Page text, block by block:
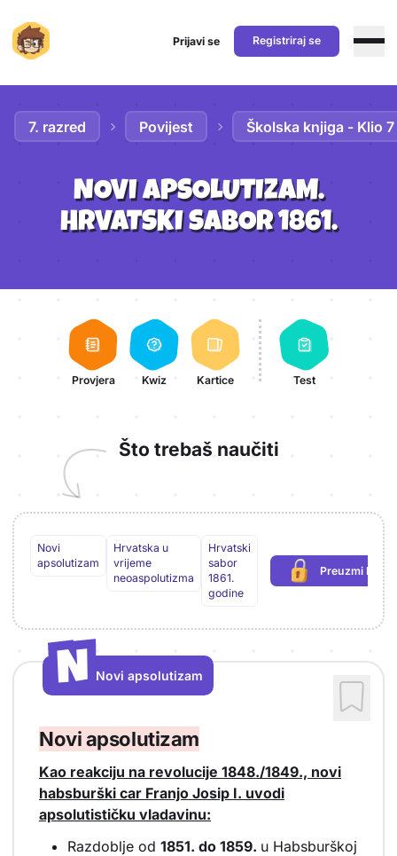
Prijavi se Registriraj se
7. razred Povijest Školska knjiga - Klio 7
NOVI APSOLUTIZAM.
HRVATSKI SABOR 1861.
Aktivnosti lekcije
Provjera Kwiz Kartice Test
Što trebaš naučiti
Novi
apsolutizam
Hrvatska u
vrijeme
neoaspolutizma
Hrvatski
sabor
1861.
godine
Preuzmi PDF
(potrebna
N
N Novi apsolutizam
Novi apsolutizam
Kao reakciju na revolucije 1848./1849., novi
habsburški car Franjo Josip I. uvodi
apsolutističku vladavinu:
Razdoblje od 1851. do 1859. u Habsburškoj